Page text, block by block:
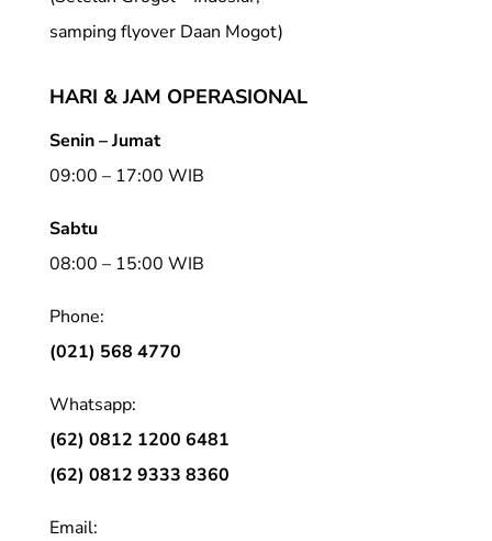
samping flyover Daan Mogot)
HARI & JAM OPERASIONAL
Senin – Jumat
09:00 – 17:00 WIB
Sabtu
08:00 – 15:00 WIB
Phone:
(021) 568 4770
Whatsapp:
(62) 0812 1200 6481
(62) 0812 9333 8360
Email: